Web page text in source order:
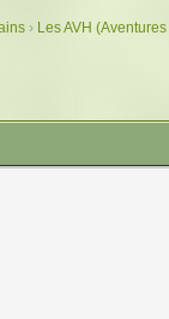
› Les AVH